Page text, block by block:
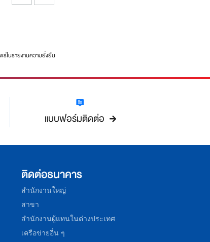
ในรายงานความยั่งยืน
แบบฟอร์มติดต่อ
ติดต่อธนาคาร
สำนักงานใหญ่
สาขา
สำนักงานผู้แทนในต่างประเทศ
เครือข่ายอื่น ๆ